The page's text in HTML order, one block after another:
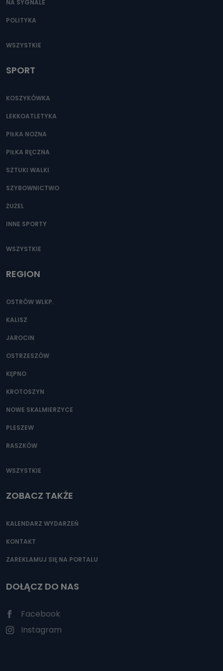
biznesowej działalności.
NA SYGNALE
POLITYKA
WSZYSTKIE
SPORT
KOSZYKÓWKA
LEKKOATLETYKA
PIŁKA NOŻNA
PIŁKA RĘCZNA
SZTUKI WALKI
SZYBOWNICTWO
ŻUŻEL
INNE SPORTY
WSZYSTKIE
REGION
OSTRÓW WLKP.
KALISZ
JAROCIN
OSTRZESZÓW
KĘPNO
KROTOSZYN
NOWE SKALMIERZYCE
PLESZEW
RASZKÓW
WSZYSTKIE
ZOBACZ TAKŻE
KALENDARZ WYDARZEŃ
KONTAKT
ZAREKLAMUJ SIĘ NA PORTALU
DOŁĄCZ DO NAS
Facebook
Instagram